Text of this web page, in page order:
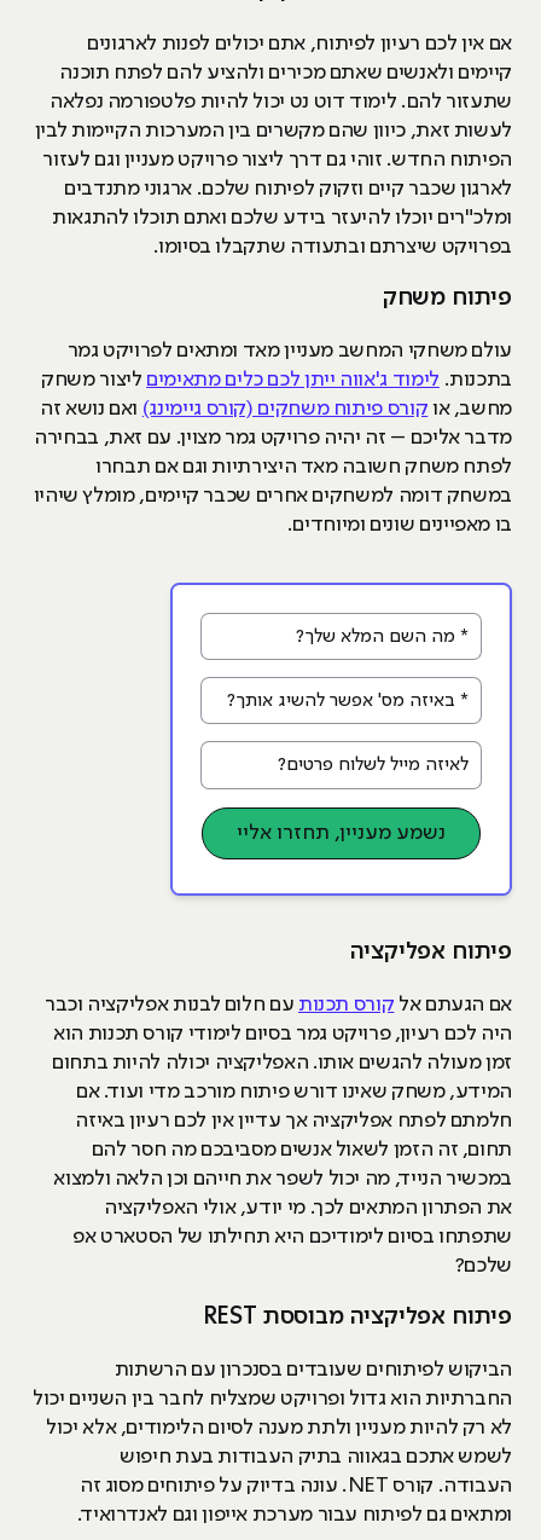
אם אין לכם רעיון לפיתוח, אתם יכולים לפנות לארגונים
קיימים ולאנשים שאתם מכירים ולהציע להם לפתח תוכנה
שתעזור להם. לימוד דוט נט יכול להיות פלטפורמה נפלאה
לעשות זאת, כיוון שהם מקשרים בין המערכות הקיימות לבין
הפיתוח החדש. זוהי גם דרך ליצור פרויקט מעניין וגם לעזור
לארגון שכבר קיים וזקוק לפיתוח שלכם. ארגוני מתנדבים
ומלכ"רים יוכלו להיעזר בידע שלכם ואתם תוכלו להתגאות
בפרויקט שיצרתם ובתעודה שתקבלו בסיומו.
פיתוח משחק
עולם משחקי המחשב מעניין מאד ומתאים לפרויקט גמר
בתכנות. לימוד ג'אווה ייתן לכם כלים מתאימים ליצור משחק
מחשב, או קורס פיתוח משחקים (קורס גיימינג) ואם נושא זה
מדבר אליכם – זה יהיה פרויקט גמר מצוין. עם זאת, בבחירה
לפתח משחק חשובה מאד היצירתיות וגם אם תבחרו
במשחק דומה למשחקים אחרים שכבר קיימים, מומלץ שיהיו
בו מאפיינים שונים ומיוחדים.
* מה השם המלא שלך?
* באיזה מס' אפשר להשיג אותך?
לאיזה מייל לשלוח פרטים?
נשמע מעניין, תחזרו אליי
פיתוח אפליקציה
אם הגעתם אל קורס תכנות עם חלום לבנות אפליקציה וכבר
היה לכם רעיון, פרויקט גמר בסיום לימודי קורס תכנות הוא
זמן מעולה להגשים אותו. האפליקציה יכולה להיות בתחום
המידע, משחק שאינו דורש פיתוח מורכב מדי ועוד. אם
חלמתם לפתח אפליקציה אך עדיין אין לכם רעיון באיזה
תחום, זה הזמן לשאול אנשים מסביבכם מה חסר להם
במכשיר הנייד, מה יכול לשפר את חייהם וכן הלאה ולמצוא
את הפתרון המתאים לכך. מי יודע, אולי האפליקציה
שתפתחו בסיום לימודיכם היא תחילתו של הסטארט אפ
שלכם?
פיתוח אפליקציה מבוססת REST
הביקוש לפיתוחים שעובדים בסנכרון עם הרשתות
החברתיות הוא גדול ופרויקט שמצליח לחבר בין השניים יכול
לא רק להיות מעניין ולתת מענה לסיום הלימודים, אלא יכול
לשמש אתכם בגאווה בתיק העבודות בעת חיפוש
העבודה. קורס NET. עונה בדיוק על פיתוחים מסוג זה
ומתאים גם לפיתוח עבור מערכת אייפון וגם לאנדרואיד.